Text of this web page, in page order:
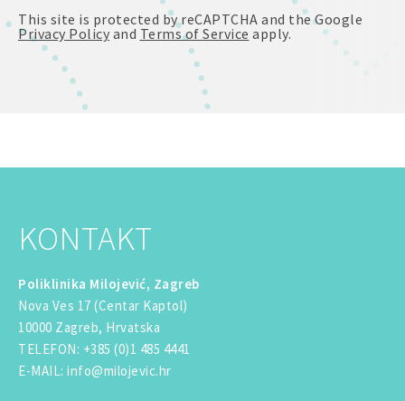
This site is protected by reCAPTCHA and the Google
Privacy Policy and Terms of Service apply.
KONTAKT
Poliklinika Milojević, Zagreb
Nova Ves 17 (Centar Kaptol)
10000 Zagreb, Hrvatska
TELEFON: +385 (0)1 485 4441
E-MAIL: info@milojevic.hr